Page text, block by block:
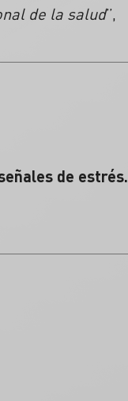
de la salud”,
de estrés.